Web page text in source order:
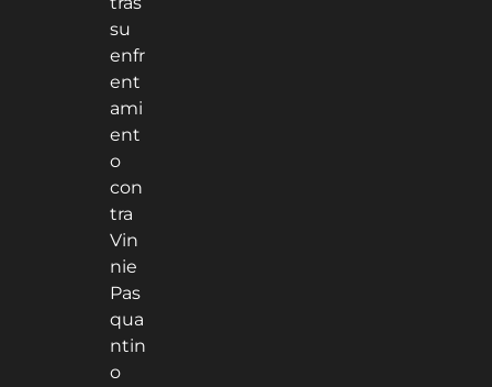
su
enfr
ent
ami
ent
o
con
tra
Vin
nie
Pas
qua
ntin
o